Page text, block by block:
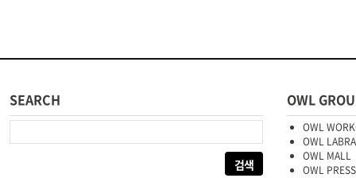
SEARCH OWL
OWL
OWL
OWL MALL
OWL PRESS